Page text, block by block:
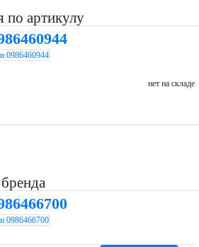
по артикулу
0986460944
нет на складе
0986466700